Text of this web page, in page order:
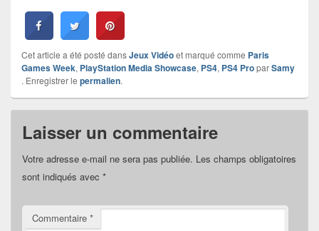
Cet article a été posté dansJeux Vidéoet marqué comme Paris
Games Week, PlayStation Media Showcase, PS4, PS4 ProparSamy
. Enregistrer le permalien.
Laisser un commentaire
Votre adresse e-mail ne sera pas publiée. Les champs obligatoires
sont indiqués avec *
Commentaire *